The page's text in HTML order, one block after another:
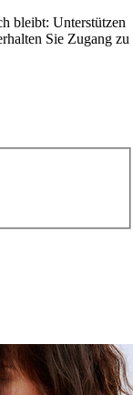
bleibt: Unterstützen
Sie Zugang zu